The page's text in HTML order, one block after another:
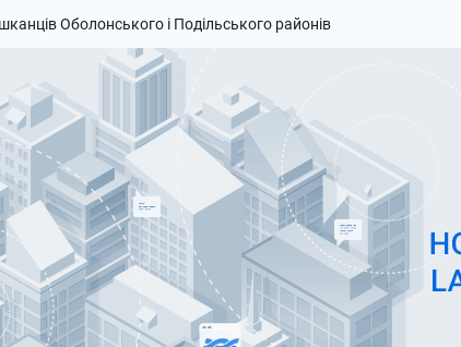
Оболонського і Подільського районів